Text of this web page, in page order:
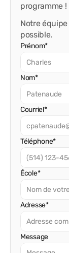
programme !
Notre
possible.
Prénom*
Nom*
Courriel*
Téléphone*
École*
Adresse*
Message